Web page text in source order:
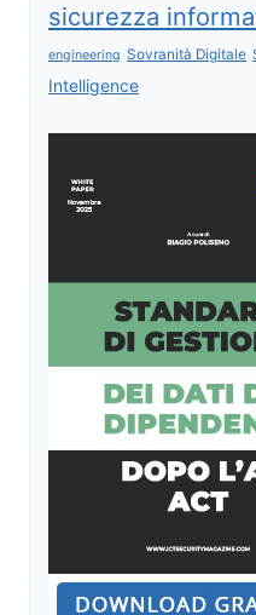
sicurezza
engineering Sovranità Digitale
Intelligence